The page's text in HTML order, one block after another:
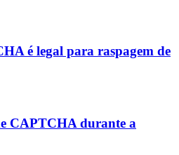
é legal para raspagem de
CAPTCHA durante a